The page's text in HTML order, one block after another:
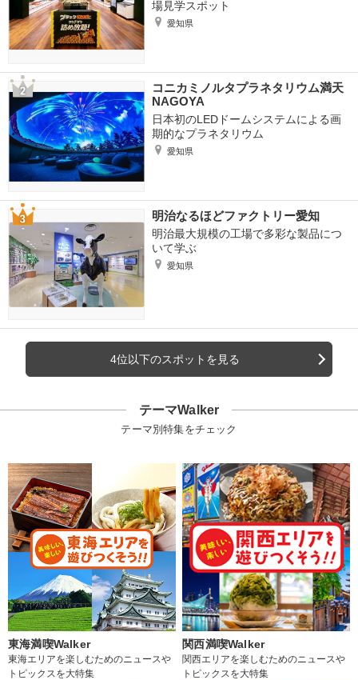
場見学スポット
愛知県
コニカミノルタプラネタリウム満天
NAGOYA
日本初のLEDドームシステムによる画
期的なプラネタリウム
愛知県
明治なるほどファクトリー愛知
明治最大規模の工場で多彩な製品につ
いて学ぶ
愛知県
4位以下のスポットを見る
テーマWalker
テーマ別特集をチェック
東海満喫Walker
東海エリアを楽しむためのニュースや
トピックスを大特集
関西満喫Walker
関西エリアを楽しむためのニュースや
トピックスを大特集